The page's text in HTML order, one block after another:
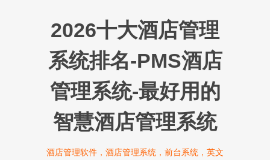
2026十大酒店管理
系统排名-PMS酒店
管理系统-最好用的
智慧酒店管理系统
酒店管理软件，酒店管理系统，前台系统，英文